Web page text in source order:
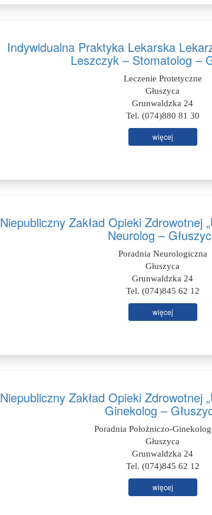
Indywidualna Praktyka Lekarska
Leszczyk – Stomatolog –
Leczenie Protetyczne
Głuszyca
Grunwaldzka 24
Tel. (074)880 81 30
więcej
Niepubliczny Zakład Opieki Zdrowotnej
Neurolog –
Poradnia Neurologiczna
Głuszyca
Grunwaldzka 24
Tel. (074)845 62 12
więcej
Niepubliczny Zakład Opieki Zdrowotnej
Ginekolog –
Poradnia Położniczo-
Głuszyca
Grunwaldzka 24
Tel. (074)845 62 12
więcej